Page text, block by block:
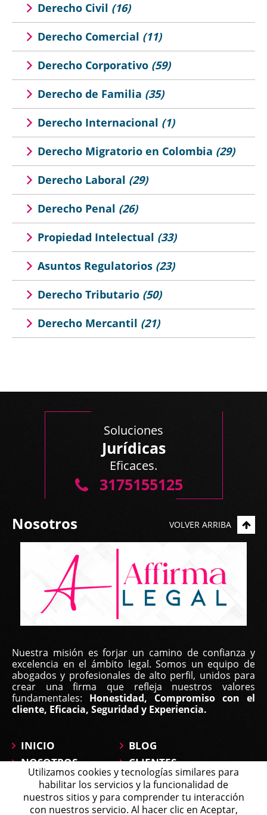
Derecho Civil (16)
Derecho Comercial (11)
Derecho Corporativo (59)
Derecho de Familia (35)
Derecho Internacional (1)
Derecho Migratorio en Colombia (29)
Derecho Laboral (29)
Derecho Penal (26)
Propiedad Intelectual (33)
Asuntos Regulatorios (23)
Derecho Tributario (50)
Derecho Mercantil (21)
Soluciones
Jurídicas
Eficaces.
3175155125
Nosotros
Nuestra misión es forjar un camino de confianza y
excelencia en el ámbito legal. Somos un equipo de
abogados y profesionales de alto perfil, unidos para
crear una firma que refleja nuestros valores
fundamentales: Honestidad, Compromiso con el
cliente, Eficacia, Seguridad y Experiencia.
VOLVER ARRIBA
INICIO
NOSOTROS
ÁREAS DE
PRÁCTICA
PREGUNTAS
BLOG
CLIENTES
CONTÁCTANOS
MAPA DEL SITIO
Michell
Utilizamos cookies y tecnologías similares para
habilitar los servicios y la funcionalidad de
nuestros sitios y para comprender tu interacción
con nuestros servicio. Al hacer clic en Aceptar,